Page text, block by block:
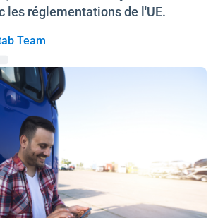
les réglementations de l'UE.
Team